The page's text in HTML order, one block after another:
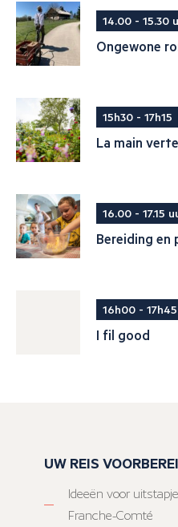
14.00 - 15.30
Ongewone
15h30 - 17h15
La main verte
16.00 - 17.15
Bereiding
16h00 - 17h45
I fil good
UW REIS
Ideeën voor
Franche-Comté